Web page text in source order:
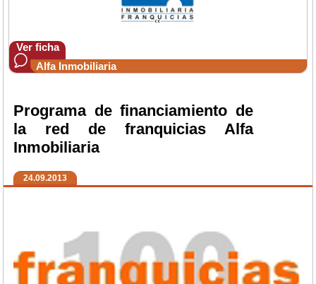
Ver ficha
Alfa Inmobiliaria
Programa de financiamiento de
la red de franquicias Alfa
Inmobiliaria
24.09.2013